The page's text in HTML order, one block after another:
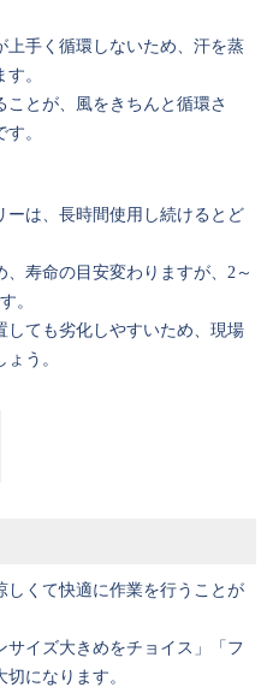
上手く循環しないため、汗を蒸
。
とが、風をきちんと循環さ
。
ーは、長時間使用し続けるとど
寿命の目安変わりますが、2～
。
しても劣化しやすいため、現場
う。
しくて快適に作業を行うことが
サイズ大きめをチョイス」「フ
になります。